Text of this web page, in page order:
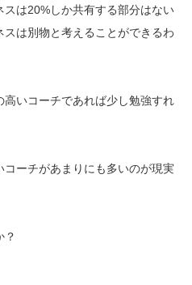
は20%しか共有する部分はない
は別物と考えることができるわ
いコーチであれば少し勉強すれ
ーチがあまりにも多いのが現実
？